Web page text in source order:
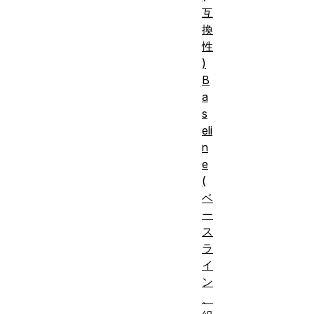
互
換
性
)
B
a
s
eli
n
e
(
ベ
ー
ス
ラ
イ
ン
、